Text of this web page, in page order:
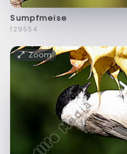
Sumpfmeise
f29554
Zoom